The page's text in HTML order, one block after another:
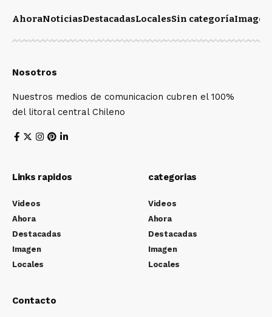
AhoraNoticiasDestacadasLocalesSin categoríaImagen
Nosotros
Nuestros medios de comunicacion cubren el 100%
del litoral central Chileno
Links rapidos
Videos
Ahora
Destacadas
Imagen
Locales
categorias
Videos
Ahora
Destacadas
Imagen
Locales
Contacto